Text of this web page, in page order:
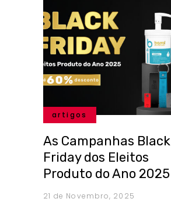
artigos
As Campanhas Black
Friday dos Eleitos
Produto do Ano 2025
21 de Novembro, 2025